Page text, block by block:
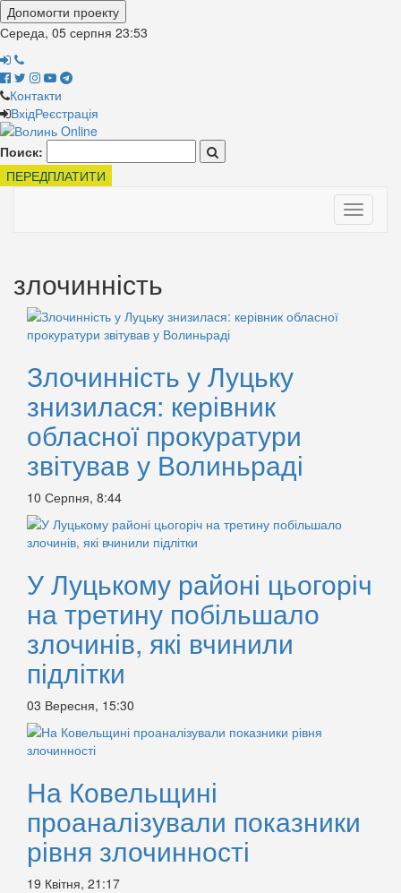
Допомогти проекту
Середа, 05 серпня 23:53
Контакти
ВхідРеєстрація
Поиск:
ПЕРЕДПЛАТИТИ
Toggle
злочинність
Злочинність у Луцьку
знизилася: керівник
обласної прокуратури
звітував у Волиньраді
10 Серпня, 8:44
У Луцькому районі цьогоріч
на третину побільшало
злочинів, які вчинили
підлітки
03 Вересня, 15:30
На Ковельщині
проаналізували показники
рівня злочинності
19 Квітня, 21:17